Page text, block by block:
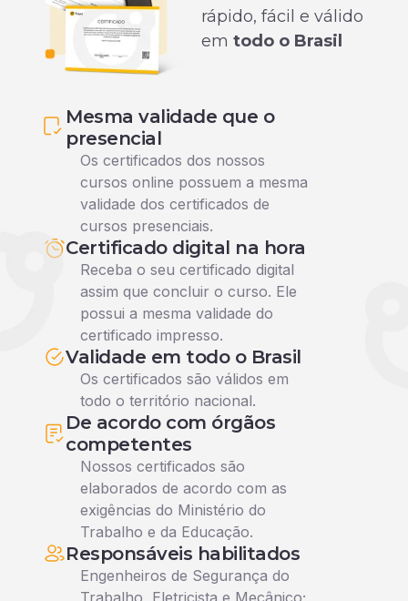
rápido, fácil e válido
em todo o Brasil
Mesma validade que o
presencial
Os certificados dos nossos
cursos online possuem a mesma
validade dos certificados de
cursos presenciais.
Certificado digital na hora
Receba o seu certificado digital
assim que concluir o curso. Ele
possui a mesma validade do
certificado impresso.
Validade em todo o Brasil
Os certificados são válidos em
todo o território nacional.
De acordo com órgãos
competentes
Nossos certificados são
elaborados de acordo com as
exigências do Ministério do
Trabalho e da Educação.
Responsáveis habilitados
Engenheiros de Segurança do